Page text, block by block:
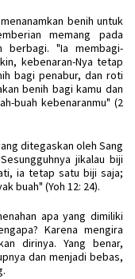
benih untuk
memang pada
berbagi. "Ia membagi-
kebenaran-Nya tetap
bagi penabur, dan roti
benih bagi kamu dan
buah kebenaranmu" (2
ditegaskan oleh Sang
jikalau biji
ia tetap satu biji saja;
buah" (Yoh 12: 24).
apa yang dimiliki
Karena mengira
dirinya. Yang benar,
dan menjadi bebas,